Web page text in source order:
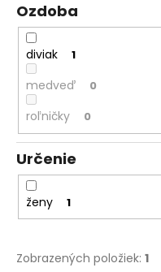
Ozdoba
diviak 1
medveď 0
roľničky 0
Určenie
ženy 1
Zobrazených položiek: 1